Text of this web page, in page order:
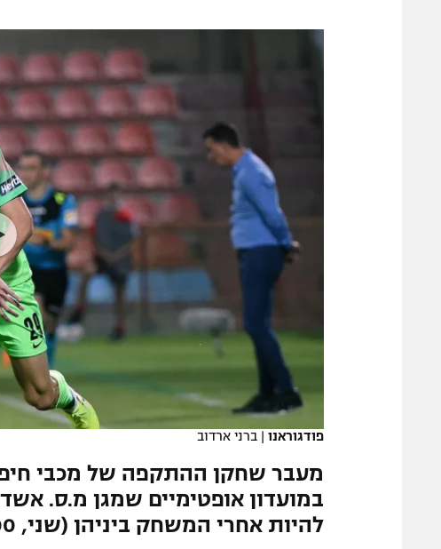
תנאי שימוש
מדיניות פרטיות
תקנון פעילות ספורט 1
רשיון להקרנה פומבית לבית עסק
הצטרפות לחבילת הערוצים
לוח דרושים – ג'ובנט
הפועל תל
הפועל חיפה
הפועל באר
מכבי נתניה
בני יהודה
פודגוראנו | ברני ארדוב
מעבר שחקן ההתקפה של מכבי
במועדון אופטימיים שמגן מ.ס.
להיות אחרי המשחק ביניהן (שני, 20:00, ספורט1)